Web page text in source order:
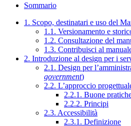
Sommario
1. Scopo, destinatari e uso del
1.1. Versionamento e
1.2. Consultazione del
1.3. Contribuisci al
2. Introduzione al design per i
2.1. Design per
government)
2.2. L’approccio
2.2.1. Buone
2.2.2. Principi
2.3. Accessibilità
2.3.1. Definizione